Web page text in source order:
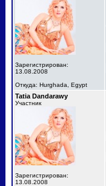
Зарегистрирован:
13.08.2008
Откуда: Hurghada, Egypt
Tatia Dandarawy
Участник
Зарегистрирован:
13.08.2008